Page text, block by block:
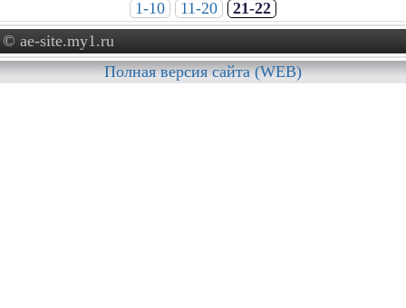
1-10 11-20
21-22
© ae-site.my1.ru
Полная версия сайта (WEB)